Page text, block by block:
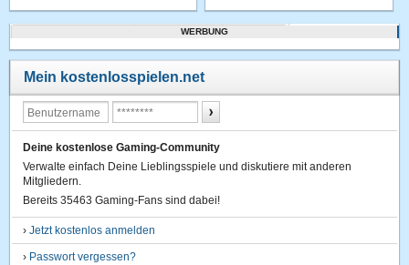
WERBUNG
Mein kostenlosspielen.net
Deine kostenlose Gaming-Community
Verwalte einfach Deine Lieblingsspiele und diskutiere mit anderen
Mitgliedern.
Bereits 35463 Gaming-Fans sind dabei!
›Jetzt kostenlos anmelden
› Passwort vergessen?